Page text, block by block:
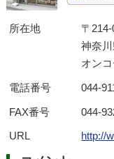
所在地
〒
神奈
オンコ
電話番号 044-
FAX番号 044-
URL http://